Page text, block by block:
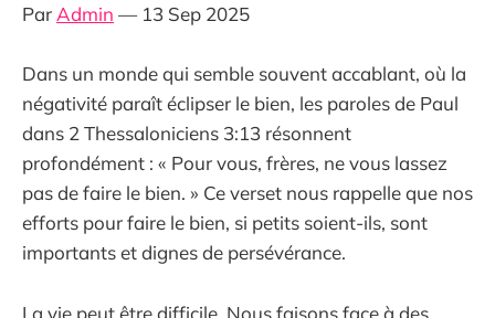
ParAdmin — 13 Sep 2025
Dans un monde qui semble souvent accablant, où la
négativité paraît éclipser le bien, les paroles de Paul
dans 2 Thessaloniciens 3:13 résonnent
profondément : « Pour vous, frères, ne vous lassez
pas de faire le bien. » Ce verset nous rappelle que nos
efforts pour faire le bien, si petits soient-ils, sont
importants et dignes de persévérance.
La vie peut être difficile. Nous faisons face à des